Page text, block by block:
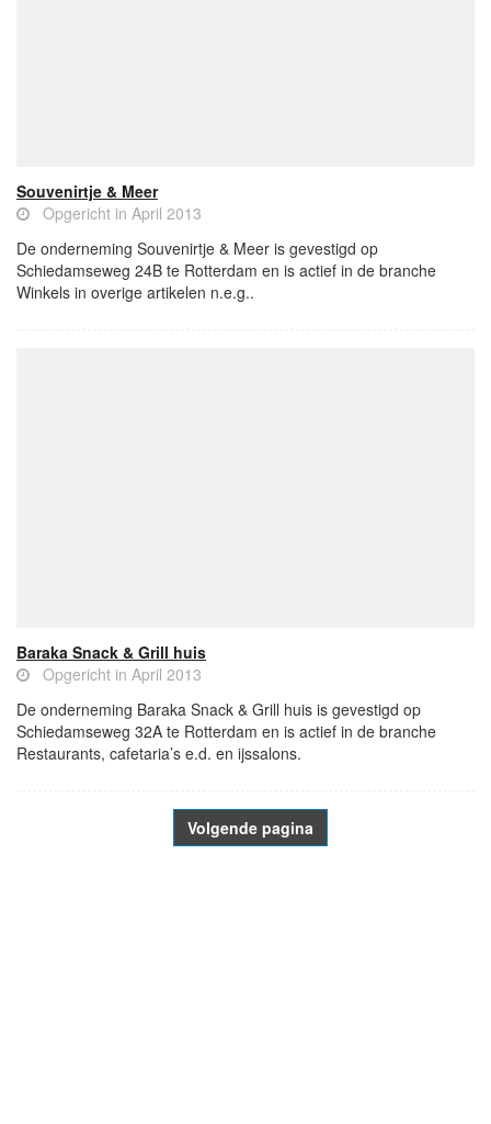
Souvenirtje & Meer
Opgericht in April 2013
De onderneming Souvenirtje & Meer is gevestigd op
Schiedamseweg 24B te Rotterdam en is actief in de branche
Winkels in overige artikelen n.e.g..
Baraka Snack & Grill huis
Opgericht in April 2013
De onderneming Baraka Snack & Grill huis is gevestigd op
Schiedamseweg 32A te Rotterdam en is actief in de branche
Restaurants, cafetaria’s e.d. en ijssalons.
Volgende pagina